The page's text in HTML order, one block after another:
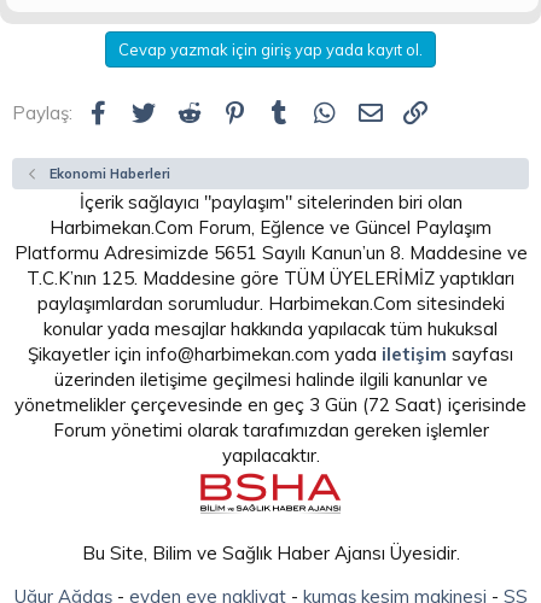
Cevap yazmak için giriş yap yada kayıt ol.
Paylaş: Facebook
Twitter Reddit Pinterest
Tumblr WhatsApp
E-posta
Ekonomi Haberleri
İçerik sağlayıcı "paylaşım" sitelerinden biri olan
Harbimekan.Com Forum, Eğlence ve Güncel Paylaşım
Platformu Adresimizde 5651 Sayılı Kanun’un 8. Maddesine ve
T.C.K’nın 125. Maddesine göre TÜM ÜYELERİMİZ yaptıkları
paylaşımlardan sorumludur. Harbimekan.Com sitesindeki
konular yada mesajlar hakkında yapılacak tüm hukuksal
Şikayetler için info@harbimekan.com yada iletişim sayfası
üzerinden iletişime geçilmesi halinde ilgili kanunlar ve
yönetmelikler çerçevesinde en geç 3 Gün (72 Saat) içerisinde
Forum yönetimi olarak tarafımızdan gereken işlemler
yapılacaktır.
Bu Site, Bilim ve Sağlık Haber Ajansı Üyesidir.
Uğur Ağdaş- evden eve nakliyat- kumaş kesim makinesi - SS